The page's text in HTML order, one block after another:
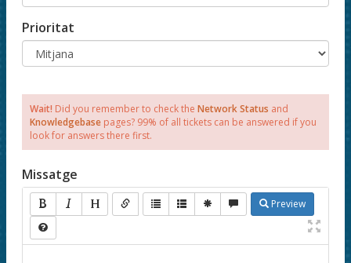
Prioritat
Wait! Did you remember to check the Network Status and
Knowledgebase pages? 99% of all tickets can be answered if you
look for answers there first.
Missatge
Preview